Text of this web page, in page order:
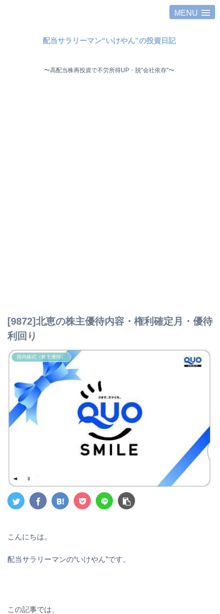
MENU
配当サラリーマン“いけやん”の投資日記 ​
〜高配当株再投資で不労所得UP・脱"会社依存"〜 ​
[9872]北恵の株主優待内容・権利確定月・優待
利回り
国内株式（株主優待）
こんにちは。
配当サラリーマンの“いけやん”です。
この記事では、